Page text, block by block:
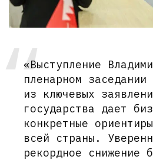
«Выступление
пленарном
из ключевых
государства дает
конкретные
всей страны.
рекордное снижение